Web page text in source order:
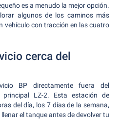
es a menudo la mejor opción.
algunos de los caminos más
vehículo con tracción en las cuatro
cerca del
BP directamente fuera del
LZ-2. Esta estación de
del día, los 7 días de la semana,
el tanque antes de devolver tu